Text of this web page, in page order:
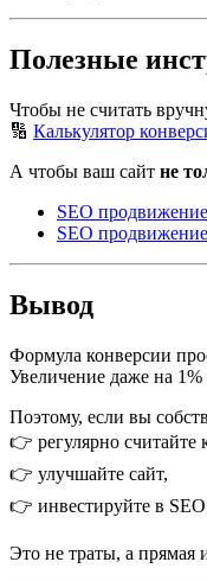
Полезные
Чтобы не считать
🔢 Калькулятор
А чтобы ваш сайт не
SEO
SEO
Вывод
Формула конверсии
Увеличение даже на
Поэтому, если вы
👉 регулярно считайте
👉 улучшайте сайт,
👉 инвестируйте в
Это не траты, а прямая